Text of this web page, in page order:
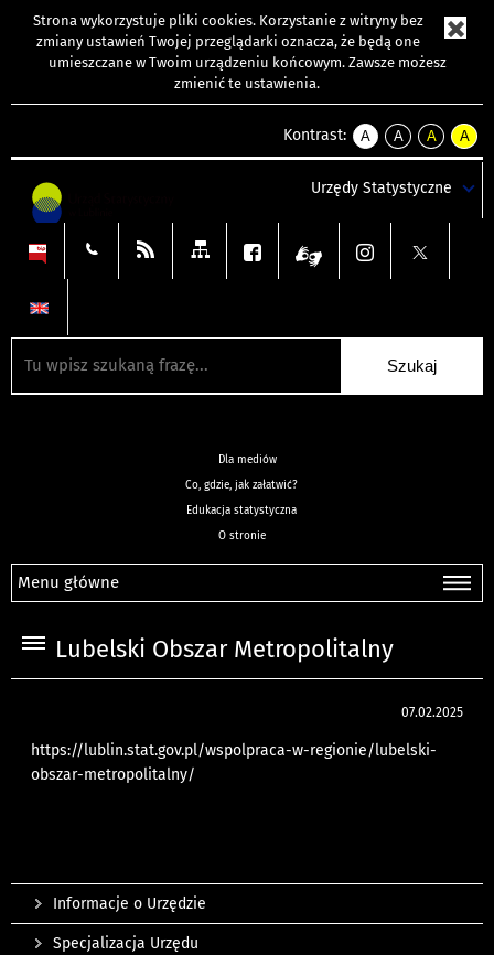
Strona wykorzystuje pliki cookies. Korzystanie z witryny bez
zmiany ustawień Twojej przeglądarki oznacza, że będą one
umieszczane w Twoim urządzeniu końcowym. Zawsze możesz
zmienić te ustawienia.
Kontrast:
A
kontrast
A
kontrast
tekst
czarnym
A
kontrast
tekst
czarnym
A
tekst
żółtym
Urzędy Statystyczne
Dla mediów
Co, gdzie, jak załatwić?
Edukacja statystyczna
O stronie
Menu główne
Lubelski Obszar Metropolitalny
07.02.2025
https://lublin.stat.gov.pl/wspolpraca-w-regionie/lubelski-
obszar-metropolitalny/
Informacje o Urzędzie
Specjalizacja Urzędu